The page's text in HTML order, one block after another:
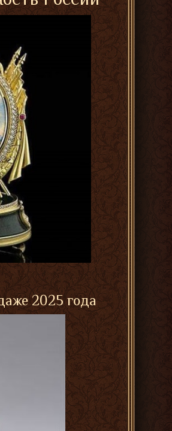
2025 года